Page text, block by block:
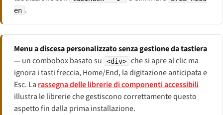
en .
Menu a discesa personalizzato senza gestione da tastiera
— un combobox basato su
<div> che si apre al clic ma
ignora i tasti freccia, Home/End, la digitazione anticipata e
Esc. La rassegna delle librerie di componenti accessibili
illustra le librerie che gestiscono correttamente questo
aspetto fin dalla prima installazione.